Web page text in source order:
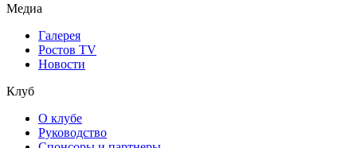
Медиа
Галерея
Ростов TV
Новости
Клуб
О клубе
Руководство